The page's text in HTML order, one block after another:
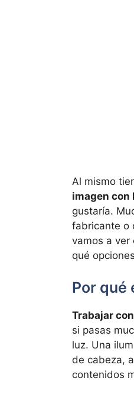
Al mismo
imagen con
gustaría.
fabricante o
vamos a
qué
Por qué
Trabajar
si pasas
luz. Una
de cabeza,
contenidos